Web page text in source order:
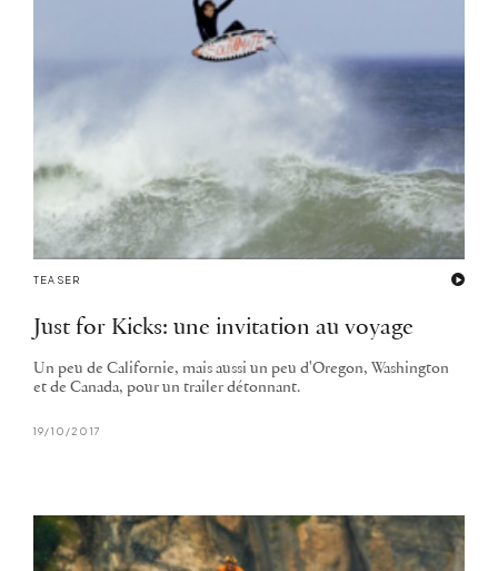
TEASER
Just for Kicks: une invitation au voyage
Un peu de Californie, mais aussi un peu d'Oregon, Washington
et de Canada, pour un trailer détonnant.
19/10/2017